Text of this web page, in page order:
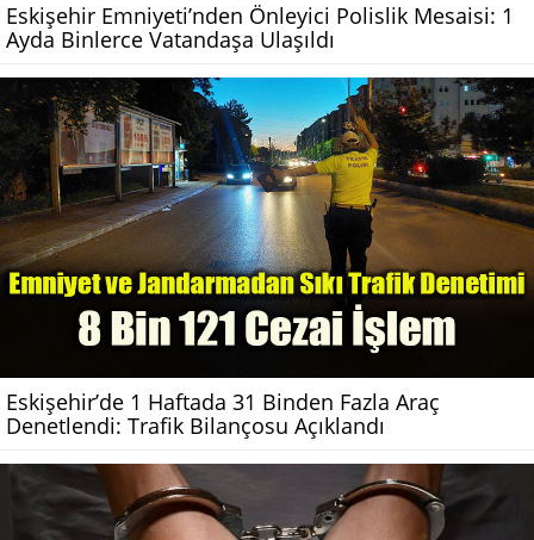
Eskişehir Emniyeti’nden Önleyici Polislik Mesaisi: 1
Ayda Binlerce Vatandaşa Ulaşıldı
Eskişehir’de 1 Haftada 31 Binden Fazla Araç
Denetlendi: Trafik Bilançosu Açıklandı